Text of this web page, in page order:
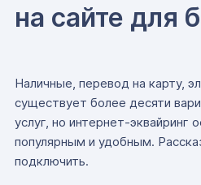
на сайте для
Наличные, перевод на карту,
существует более десяти
услуг, но интернет-эквайринг
популярным и удобным.
подключить.